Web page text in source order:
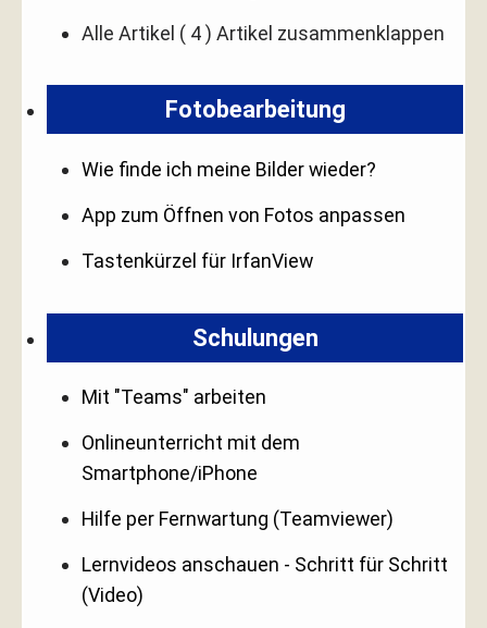
Alle Artikel ( 4 ) Artikel zusammenklappen
Fotobearbeitung
Wie finde ich meine Bilder wieder?
App zum Öffnen von Fotos anpassen
Tastenkürzel für IrfanView
Schulungen
Mit "Teams" arbeiten
Onlineunterricht mit dem
Smartphone/iPhone
Hilfe per Fernwartung (Teamviewer)
Lernvideos anschauen - Schritt für Schritt
(Video)